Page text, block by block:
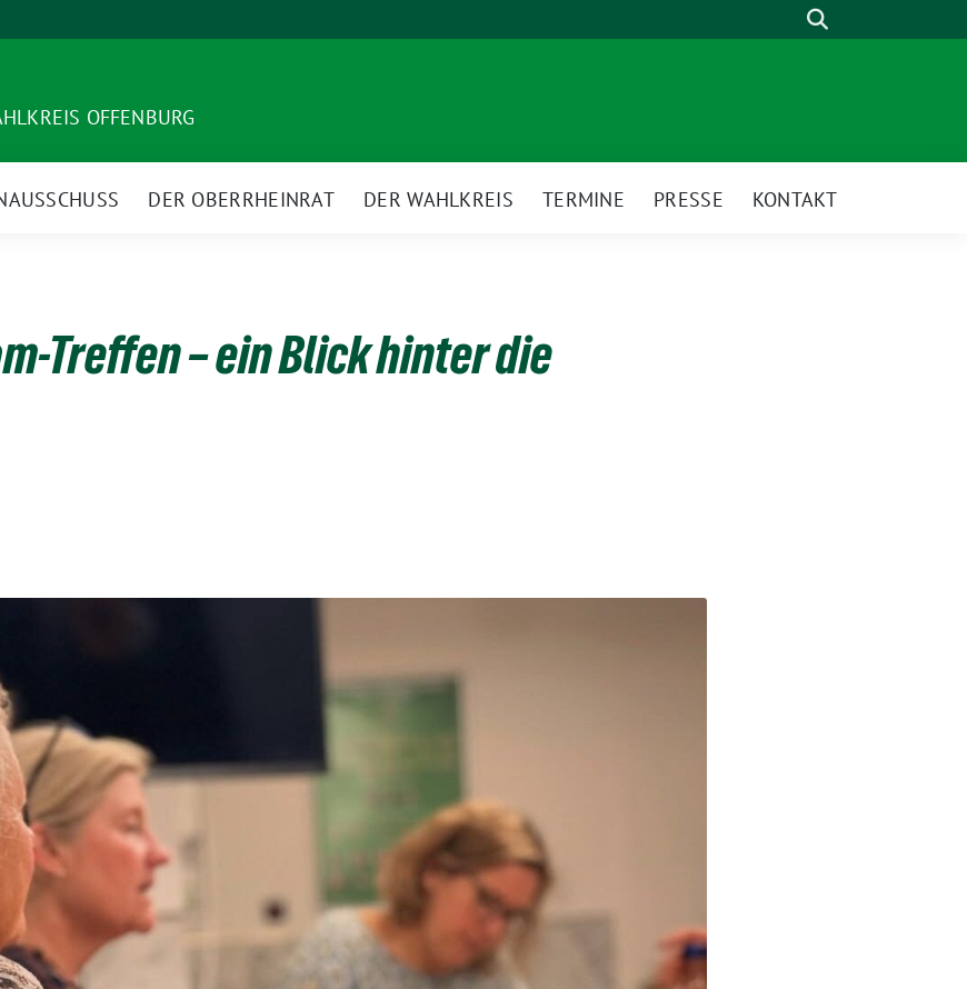
Suche
OFFENBURG
DER OBERRHEINRAT DER WAHLKREIS TERMINE PRESSE KONTAKT
Treffen – ein Blick hinter die